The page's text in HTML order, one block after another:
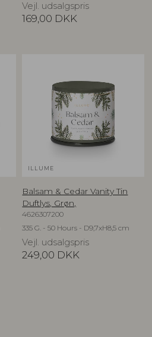
Vejl. udsalgspris
169,00 DKK
ILLUME
Balsam & Cedar Vanity Tin
Duftlys, Grøn,
4626307200
335 G. - 50 Hours - D9,7xH8,5 cm
Vejl. udsalgspris
249,00 DKK